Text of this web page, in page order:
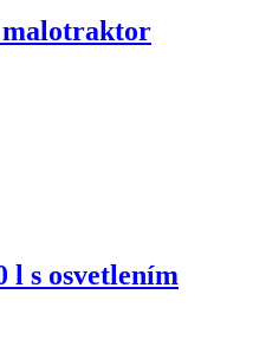
malotraktor
l s osvetlením